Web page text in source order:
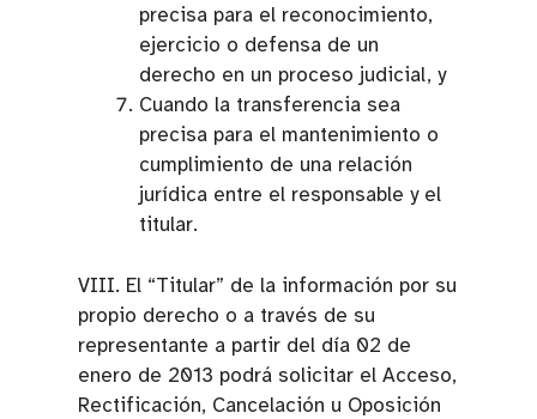
precisa para el reconocimiento,
ejercicio o defensa de un
derecho en un proceso judicial, y
Cuando la transferencia sea
precisa para el mantenimiento o
cumplimiento de una relación
jurídica entre el responsable y el
titular.
VIII. El “Titular” de la información por su
propio derecho o a través de su
representante a partir del día 02 de
enero de 2013 podrá solicitar el Acceso,
Rectificación, Cancelación u Oposición